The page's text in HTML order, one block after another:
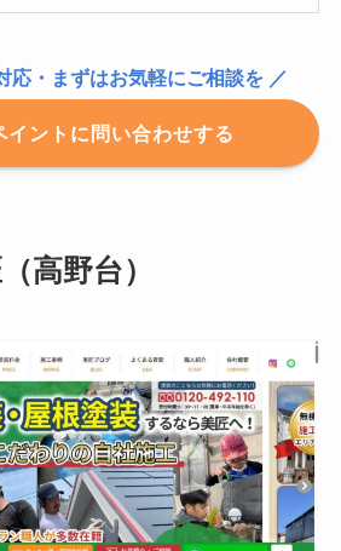
応・まずはお気軽にご相談を ／
イントに問い合わせする
高野台）